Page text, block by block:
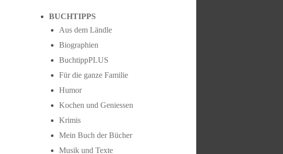
BUCHTIPPS
Aus dem Ländle
Biographien
BuchtippPLUS
Für die ganze Familie
Humor
Kochen und Geniessen
Krimis
Mein Buch der Bücher
Musik und Texte